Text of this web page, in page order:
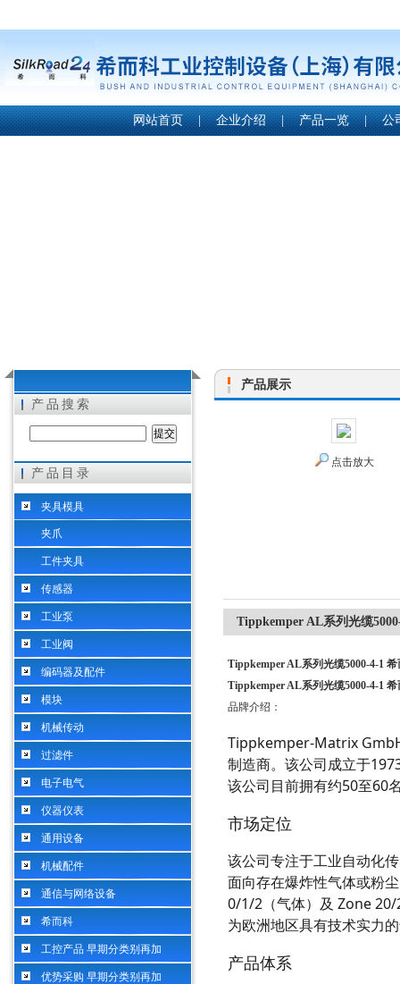
希而科工业控制设备（上海）有限公司
网站首页 | 企业介绍 | 产品一览 | 公
产品搜索
产品目录
夹具模具
夹爪
工件夹具
传感器
工业泵
工业阀
编码器及配件
模块
机械传动
过滤件
电子电气
仪器仪表
通用设备
机械配件
通信与网络设备
希而科
工控产品 早期分类别再加
优势采购 早期分类别再加
产品展示
点击放大
Tippkemper AL系列光缆
Tippkemper AL系列光缆5000-4-1
Tippkemper AL系列光缆5000-4-1
品牌介绍：
Tippkemper-Matrix
制造商。该公司成立于
该公司目前拥有约50至60
市场定位
该公司专注于工业自动化
面向存在爆炸性气体或粉
0/1/2（气体）及 Zone
为欧洲地区具有技术实力
产品体系